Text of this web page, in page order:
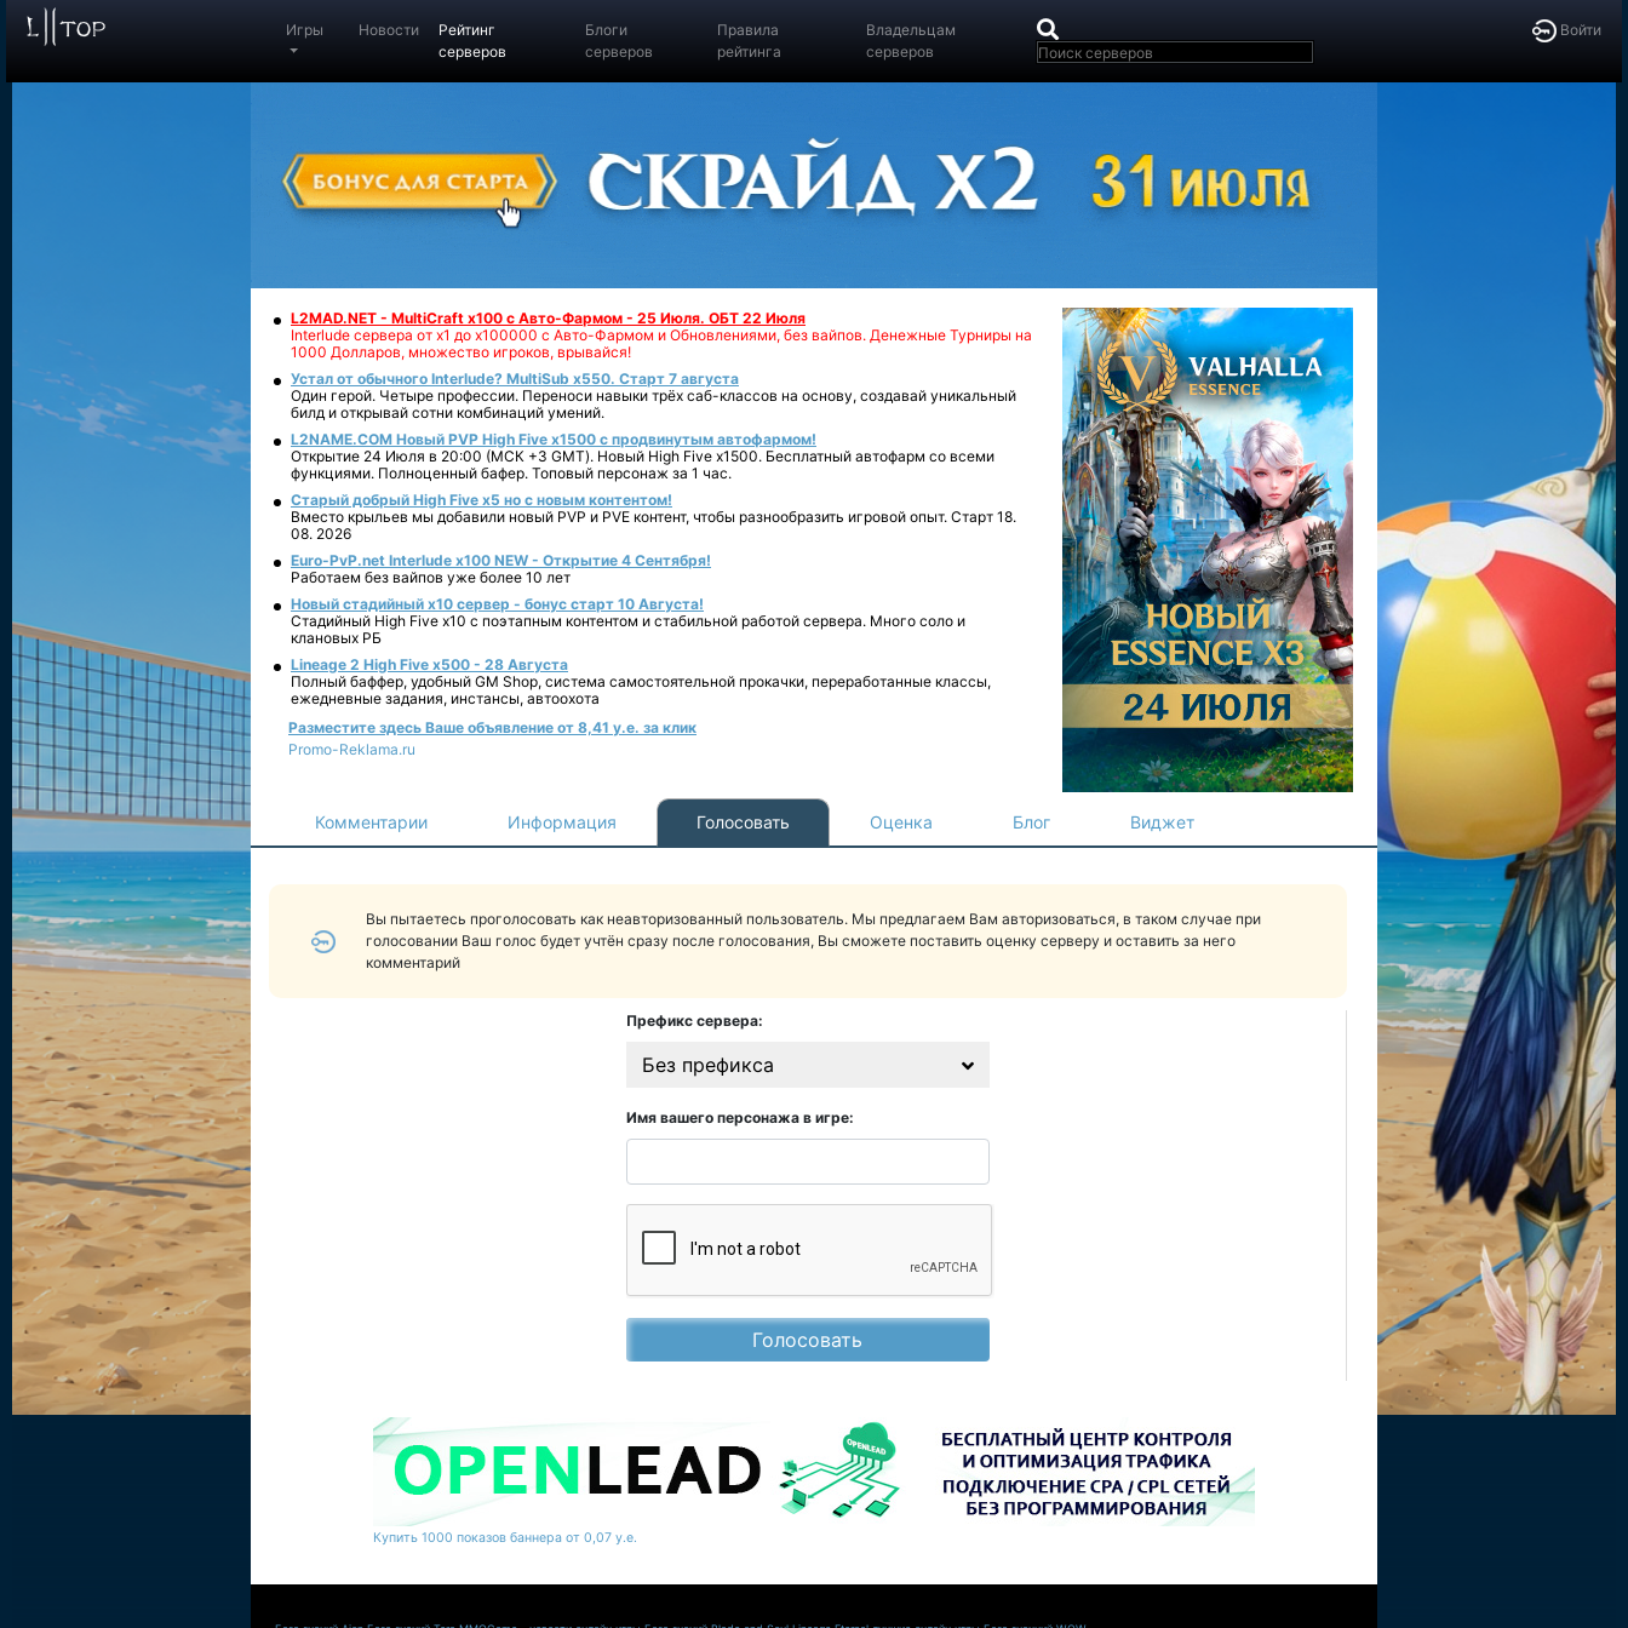
Войти
Игры Новости
Рейтинг
серверов
Блоги
серверов
Правила
рейтинга
Владельцам
серверов
L2MAD.NET - MultiCraft x100 с Авто-Фармом - 25 Июля. ОБТ 22 Июля
Interlude сервера от х1 до х100000 с Авто-Фармом и Обновлениями, без вайпов. Денежные Турниры на
1000 Долларов, множество игроков, врывайся!
Устал от обычного Interlude? MultiSub x550. Старт 7 августа
Один герой. Четыре профессии. Переноси навыки трёх саб-классов на основу, создавай уникальный
билд и открывай сотни комбинаций умений.
L2NAME.COM Новый PVP High Five x1500 с продвинутым автофармом!
Открытие 24 Июля в 20:00 (МСК +3 GMT). Новый High Five x1500. Бесплатный автофарм со всеми
функциями. Полноценный бафер. Топовый персонаж за 1 час.
Старый добрый High Five x5 но с новым контентом!
Вместо крыльев мы добавили новый PVP и PVE контент, чтобы разнообразить игровой опыт. Старт 18.
08. 2026
Euro-PvP.net Interlude х100 NEW - Открытие 4 Сентября!
Работаем без вайпов уже более 10 лет
Новый стадийный х10 сервер - бонус старт 10 Августа!
Стадийный High Five x10 с поэтапным контентом и стабильной работой сервера. Много соло и
клановых РБ
Lineage 2 High Five x500 - 28 Августа
Полный баффер, удобный GM Shop, система самостоятельной прокачки, переработанные классы,
ежедневные задания, инстансы, автоохота
Разместите здесь Ваше объявление от 8,41 у.е. за клик
Promo-Reklama.ru
Комментарии Информация Голосовать Оценка Блог Виджет
Вы пытаетесь проголосовать как неавторизованный пользователь. Мы предлагаем Вам авторизоваться, в таком случае при
голосовании Ваш голос будет учтён сразу после голосования, Вы сможете поставить оценку серверу и оставить за него
комментарий
Префикс сервера:
Без префикса
Имя вашего персонажа в игре:
Голосовать
Купить 1000 показов баннера от 0,07 у.е.